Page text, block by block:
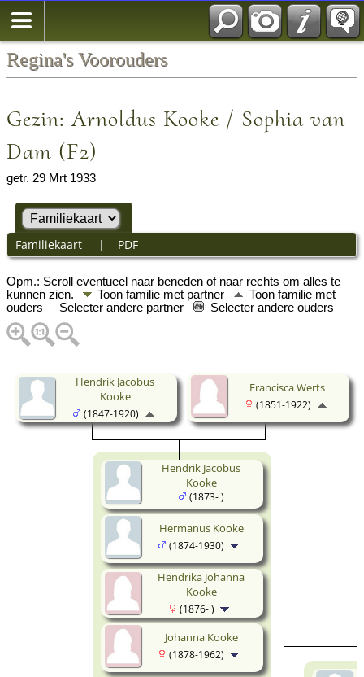
Regina's Voorouders
Gezin: Arnoldus Kooke / Sophia van
Dam (F2)
getr. 29 Mrt 1933
Familiekaart | PDF
Opm.: Scroll eventueel naar beneden of naar rechts om alles te
kunnen zien.
Toon familie met partner
Toon familie met
ouders
Selecter andere partner Selecter andere ouders
Hendrik Jacobus
Kooke
(1847-1920)
Francisca Werts
(1851-1922)
Hendrik Jacobus
Kooke
(1873- )
Hermanus Kooke
(1874-1930)
Hendrika Johanna
Kooke
(1876- )
Johanna Kooke
(1878-1962)